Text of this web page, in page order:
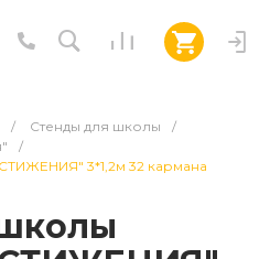
/ Стенды для школы
/
/
3*1,2м 32 кармана